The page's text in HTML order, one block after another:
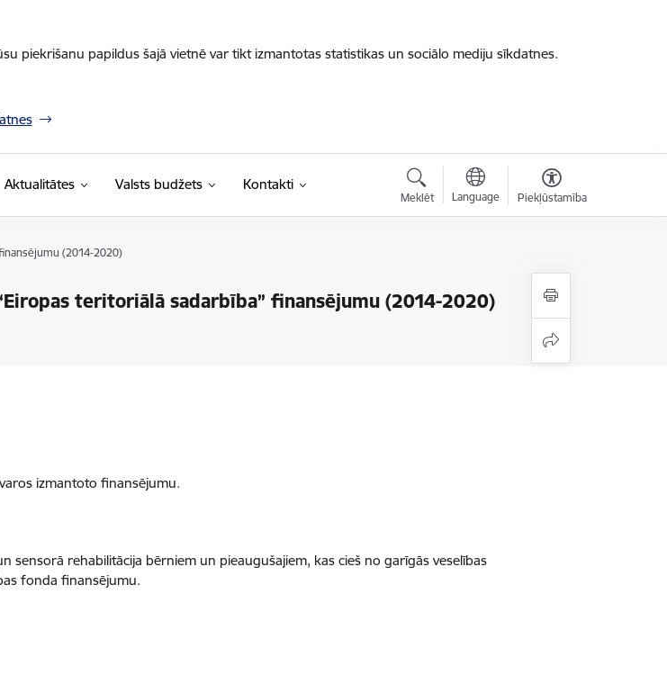
piekrišanu papildus šajā vietnē var tikt izmantotas statistikas un sociālo mediju sīkdatnes.
Aktualitātes Valsts budžets Kontakti
Meklēt Language Piekļūstamība
(2014-2020)
teritoriālā sadarbība” finansējumu (2014-2020)
izmantoto finansējumu.
rehabilitācija bērniem un pieaugušajiem, kas cieš no garīgās veselības
fonda finansējumu.